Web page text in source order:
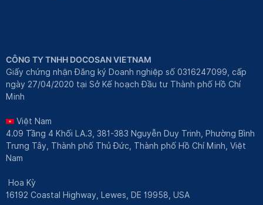
CÔNG TY TNHH DOCOSAN VIETNAM
Giấy chứng nhận Đăng ký Doanh nghiệp số 0316247099, cấp
ngày 27/04/2020 tại Sở Kế hoạch Đầu tư Thành phố Hồ Chí
Minh
Việt Nam
4.09 Tầng 4 Khối LA.3, 381-383 Nguyễn Duy Trinh, Phường Bình
Trưng Tây, Thành phố Thủ Đức, Thành phố Hồ Chí Minh, Việt
Nam
Hoa Kỳ
16192 Coastal Highway, Lewes, DE 19958, USA